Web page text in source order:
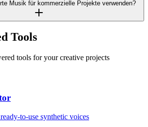
Musik für kommerzielle Projekte verwenden?
Tools
tools for your creative projects
to-use synthetic voices